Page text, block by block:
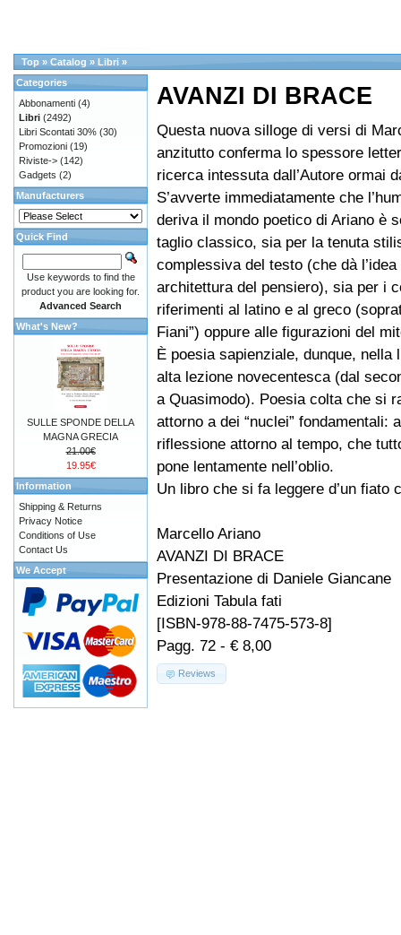
Top » Catalog » Libri »
AVANZI DI BRACE
Questa nuova silloge di versi di
anzitutto conferma lo spessore
ricerca intessuta dall’Autore ormai
S’avverte immediatamente che
deriva il mondo poetico di Ariano è
taglio classico, sia per la tenuta
complessiva del testo (che dà
architettura del pensiero), sia per i
riferimenti al latino e al greco
Fiani”) oppure alle figurazioni del
È poesia sapienziale, dunque, nella
alta lezione novecentesca (dal
a Quasimodo). Poesia colta che si
attorno a dei “nuclei” fondamentali:
riflessione attorno al tempo, che
pone lentamente nell’oblio.
Un libro che si fa leggere d’un fiato
Marcello Ariano
AVANZI DI BRACE
Presentazione di Daniele Giancane
Edizioni Tabula fati
[ISBN-978-88-7475-573-8]
Pagg. 72 - € 8,00
Reviews
Categories
Abbonamenti (4)
Libri (2492)
Libri Scontati 30% (30)
Promozioni (19)
Riviste-> (142)
Gadgets (2)
Manufacturers
Quick Find
Use keywords to find the
product you are looking for.
Advanced Search
What's New?
SULLE SPONDE DELLA
MAGNA GRECIA
21.00€
19.95€
Information
Shipping & Returns
Privacy Notice
Conditions of Use
Contact Us
We Accept